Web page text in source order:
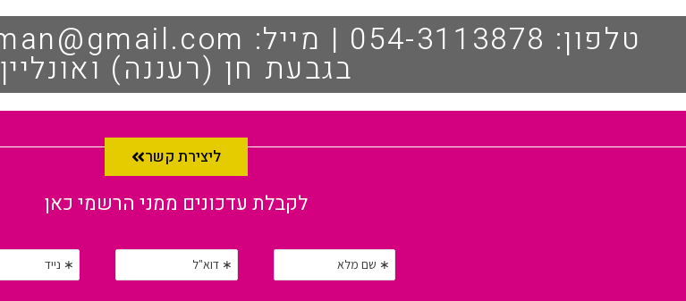
בגבעת חן (רעננה) ואונליין
ליצירת קשר
לקבלת עדכונים ממני הרשמי כאן